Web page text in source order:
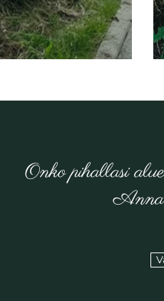
Onko pihallasi
Anna